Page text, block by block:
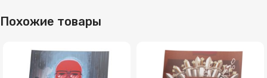
Похожие товары